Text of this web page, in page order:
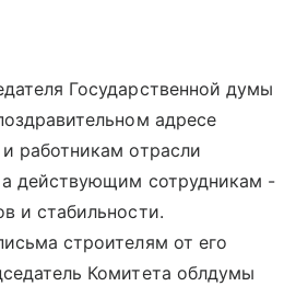
Государственной думы
адресе
работникам отрасли
а действующим сотрудникам -
и стабильности.
строителям от его
Комитета облдумы